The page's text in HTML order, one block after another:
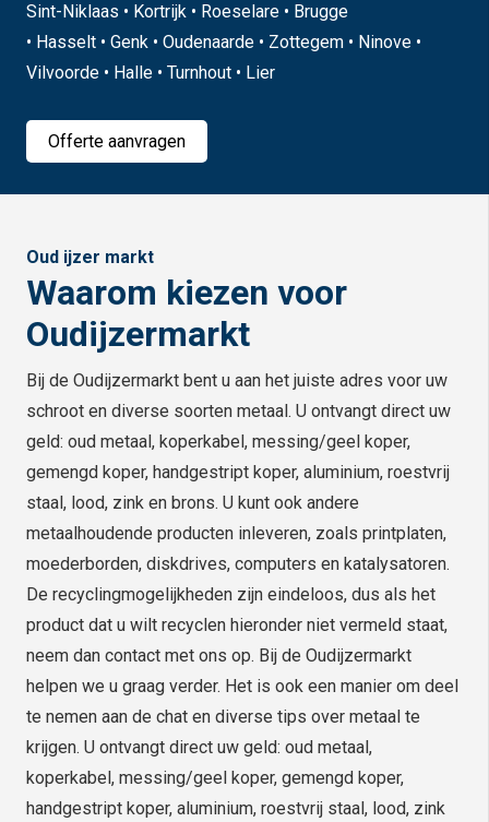
Sint-Niklaas • Kortrijk • Roeselare • Brugge
• Hasselt • Genk • Oudenaarde • Zottegem • Ninove •
Vilvoorde • Halle • Turnhout • Lier
Offerte aanvragen
Oud ijzer markt
Waarom kiezen voor
Oudijzermarkt
Bij de Oudijzermarkt bent u aan het juiste adres voor uw
schroot en diverse soorten metaal. U ontvangt direct uw
geld: oud metaal, koperkabel, messing/geel koper,
gemengd koper, handgestript koper, aluminium, roestvrij
staal, lood, zink en brons. U kunt ook andere
metaalhoudende producten inleveren, zoals printplaten,
moederborden, diskdrives, computers en katalysatoren.
De recyclingmogelijkheden zijn eindeloos, dus als het
product dat u wilt recyclen hieronder niet vermeld staat,
neem dan contact met ons op. Bij de Oudijzermarkt
helpen we u graag verder. Het is ook een manier om deel
te nemen aan de chat en diverse tips over metaal te
krijgen. U ontvangt direct uw geld: oud metaal,
koperkabel, messing/geel koper, gemengd koper,
handgestript koper, aluminium, roestvrij staal, lood, zink